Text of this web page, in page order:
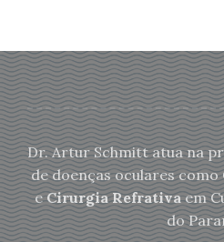
Dr. Artur Schmitt atua na
de doenças oculares como
eCirurgia Refrativaem
do